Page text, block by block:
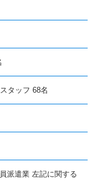
タッフ 68名
派遣業 左記に関する